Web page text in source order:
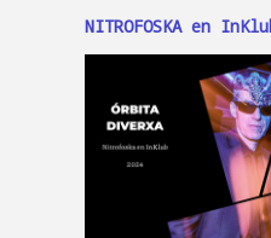
NITROFOSKA en